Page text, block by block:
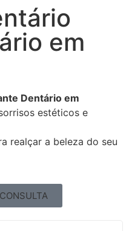
em
Dentário em
estéticos e
realçar a beleza do seu